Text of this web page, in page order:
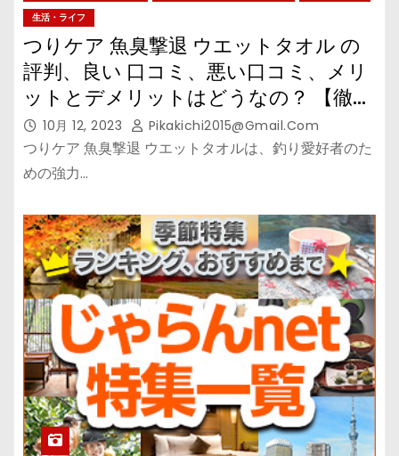
生活・ライフ
つりケア 魚臭撃退 ウエットタオル の
評判、良い 口コミ、悪い口コミ、メリ
ットとデメリットはどうなの？ 【徹底
解説】
10月 12, 2023 Pikakichi2015@gmail.com
つりケア 魚臭撃退 ウエットタオルは、釣り愛好者のた
めの強力…